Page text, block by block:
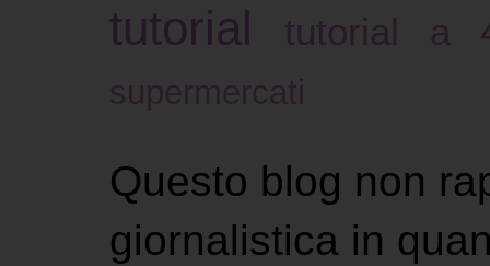
tutorial tutorial a
Questo blog non
giornalistica in